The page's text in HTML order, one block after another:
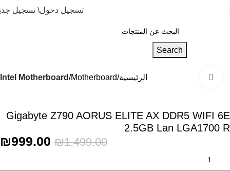
تسجيل دخول\ تسجيل
Search
الرئيسية Motherboard
Intel Motherboard
Gigabyte Z790 AORUS ELITE AX DDR5 WIFI 6E
2.5GB Lan LGA1700 R
₪1,499.00
₪999.00